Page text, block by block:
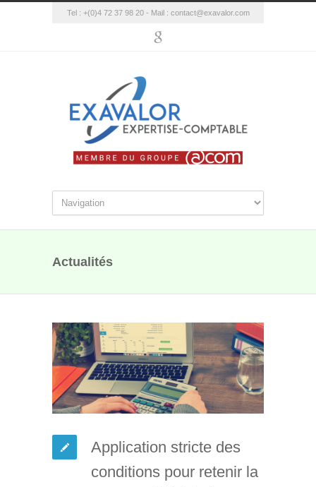
Tel : +(0)4 72 37 98 20 - Mail : contact@exavalor.com
Actualités
Application stricte des
conditions pour retenir la